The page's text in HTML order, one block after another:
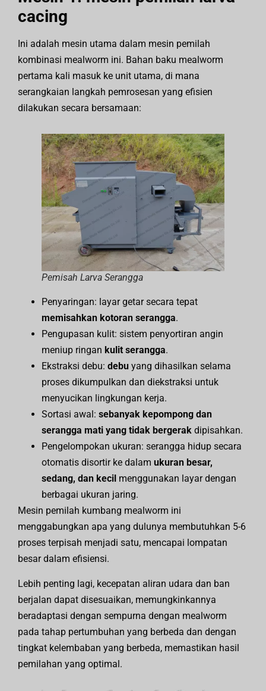
cacing
Ini adalah mesin utama dalam mesin pemilah
kombinasi mealworm ini. Bahan baku mealworm
pertama kali masuk ke unit utama, di mana
serangkaian langkah pemrosesan yang efisien
dilakukan secara bersamaan:
Pemisah Larva Serangga
Penyaringan: layar getar secara tepat
memisahkan kotoran serangga.
Pengupasan kulit: sistem penyortiran angin
meniup ringan kulit serangga.
Ekstraksi debu: debu yang dihasilkan selama
proses dikumpulkan dan diekstraksi untuk
menyucikan lingkungan kerja.
Sortasi awal: sebanyak kepompong dan
serangga mati yang tidak bergerak dipisahkan.
Pengelompokan ukuran: serangga hidup secara
otomatis disortir ke dalam ukuran besar,
sedang, dan kecil menggunakan layar dengan
berbagai ukuran jaring.
Mesin pemilah kumbang mealworm ini
menggabungkan apa yang dulunya membutuhkan 5-6
proses terpisah menjadi satu, mencapai lompatan
besar dalam efisiensi.
Lebih penting lagi, kecepatan aliran udara dan ban
berjalan dapat disesuaikan, memungkinkannya
beradaptasi dengan sempurna dengan mealworm
pada tahap pertumbuhan yang berbeda dan dengan
tingkat kelembaban yang berbeda, memastikan hasil
pemilahan yang optimal.